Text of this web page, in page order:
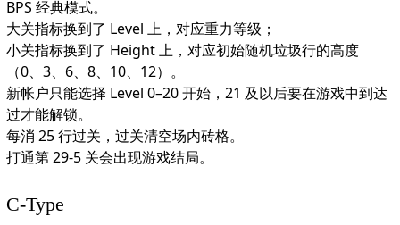
BPS 经典模式。
大关指标换到了 Level 上，对应重力等级；
小关指标换到了 Height 上，对应初始随机垃圾行的高度
（0、3、6、8、10、12）。
新帐户只能选择 Level 0–20 开始，21 及以后要在游戏中到达
过才能解锁。
每消 25 行过关，过关清空场内砖格。
打通第 29-5 关会出现游戏结局。
C-Type